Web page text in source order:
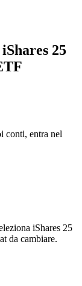
25
conti, entra nel
iShares 25
da cambiare.